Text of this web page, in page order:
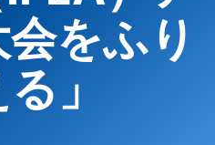
をふり
」